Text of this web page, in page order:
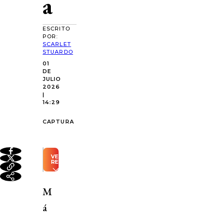
ESCRITO
POR:
SCARLET
STUARDO
01
DE
JULIO
2026
|
14:29
CAPTURA
VER
RESUMEN
generado
Inteligencia
M
á